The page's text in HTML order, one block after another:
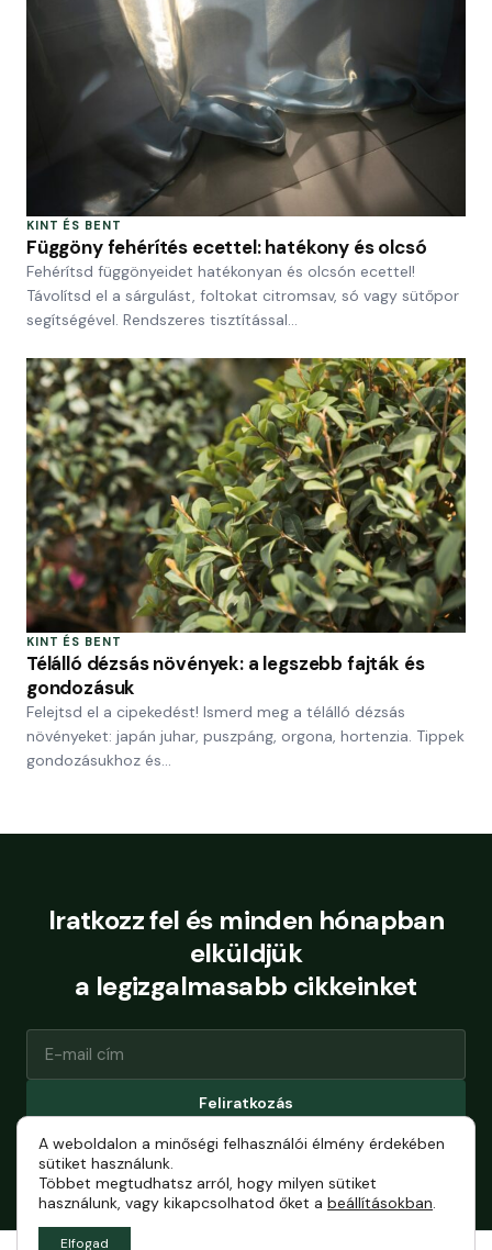
KINT ÉS BENT
Függöny fehérítés ecettel: hatékony és olcsó
Fehérítsd függönyeidet hatékonyan és olcsón ecettel!
Távolítsd el a sárgulást, foltokat citromsav, só vagy sütőpor
segítségével. Rendszeres tisztítással…
KINT ÉS BENT
Télálló dézsás növények: a legszebb fajták és
gondozásuk
Felejtsd el a cipekedést! Ismerd meg a télálló dézsás
növényeket: japán juhar, puszpáng, orgona, hortenzia. Tippek
gondozásukhoz és…
Iratkozz fel és minden hónapban
elküldjük
a legizgalmasabb cikkeinket
Feliratkozás
Bármikor leiratkozhatsz.
A weboldalon a minőségi felhasználói élmény érdekében
sütiket használunk.
Többet megtudhatsz arról, hogy milyen sütiket
használunk, vagy kikapcsolhatod őket a beállításokban.
Elfogad